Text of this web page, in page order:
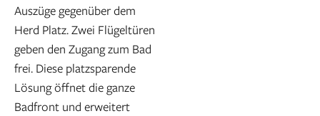
Auszüge gegenüber dem
Herd Platz. Zwei Flügeltüren
geben den Zugang zum Bad
frei. Diese platzsparende
Lösung öffnet die ganze
Badfront und erweitert